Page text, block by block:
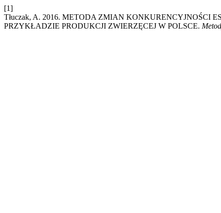
[1]
Tłuczak, A. 2016. METODA ZMIAN KONKURENCYJNOŚCI
PRZYKŁADZIE PRODUKCJI ZWIERZĘCEJ W POLSCE.